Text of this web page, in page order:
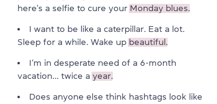
here’s a selfie to cure your Monday blues.
I want to be like a caterpillar. Eat a lot.
Sleep for a while. Wake up beautiful.
I’m in desperate need of a 6-month
vacation… twice a year.
Does anyone else think hashtags look like